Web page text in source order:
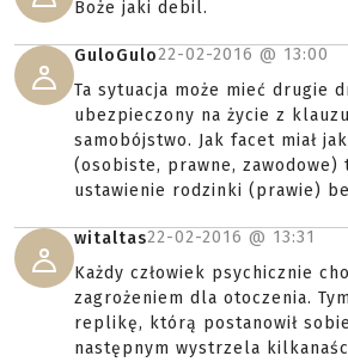
Boże jaki debil.
GuloGulo22-02-2016 @ 13:00
Ta sytuacja może mieć drugie
ubezpieczony na życie z
samobójstwo. Jak facet miał
(osobiste, prawne, zawodowe)
ustawienie rodzinki (prawie)
witaltas22-02-2016 @ 13:31
Każdy człowiek psychicznie
zagrożeniem dla otoczenia.
replikę, którą postanowił
następnym wystrzela